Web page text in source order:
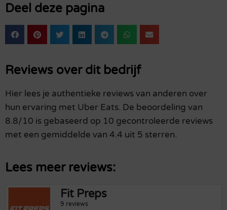
Deel deze pagina
Reviews over dit bedrijf
Hier lees je authentieke reviews van anderen over
hun ervaring met Uber Eats. De beoordeling van
8.8/10 is gebaseerd op 10 gecontroleerde reviews
met een gemiddelde van 4.4 uit 5 sterren.
Lees meer reviews:
Fit Preps
9 reviews